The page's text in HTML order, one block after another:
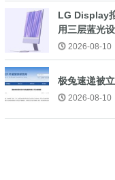
LG Display
用三层蓝光
2026-08-10
极兔速递被
2026-08-10